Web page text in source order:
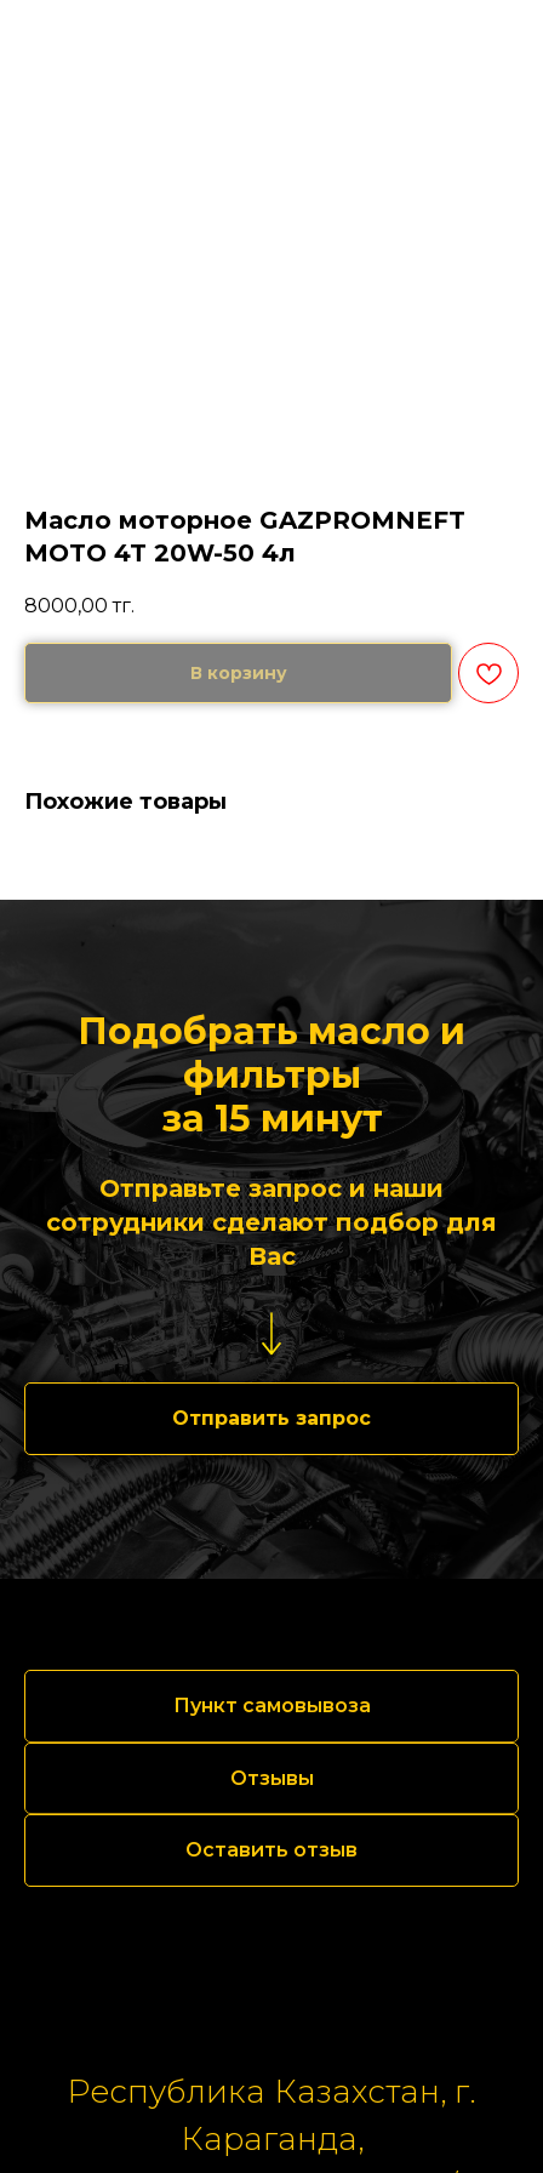
Масло моторное GAZPROMNEFT
MOTO 4T 20W-50 4л
8000,00 тг.
В корзину
Похожие товары
Подобрать масло и
фильтры
за 15 минут
Отправьте запрос и наши
сотрудники сделают подбор для
Вас
Отправить запрос
Пункт самовывоза
Отзывы
Оставить отзыв
Республика Казахстан, г.
Караганда,